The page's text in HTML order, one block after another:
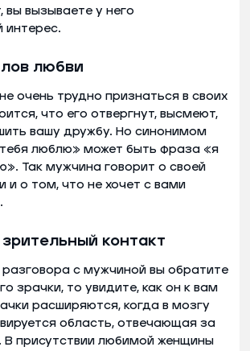
вы вызываете у него
интерес.
любви
очень трудно признаться в своих
что его отвергнут, высмеют,
вашу дружбу. Но синонимом
люблю» может быть фраза «я
Так мужчина говорит о своей
и о том, что не хочет с вами
контакт
разговора с мужчиной вы обратите
зрачки, то увидите, как он к вам
расширяются, когда в мозгу
область, отвечающая за
В присутствии любимой женщины